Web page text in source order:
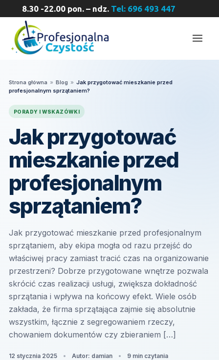
8.30 -22.00 pon. – ndz. Tel: 696 493 447
Strona główna » Blog » Jak przygotować mieszkanie przed
profesjonalnym sprzątaniem?
PORADY I WSKAZÓWKI
Jak przygotować
mieszkanie przed
profesjonalnym
sprzątaniem?
Jak przygotować mieszkanie przed profesjonalnym
sprzątaniem, aby ekipa mogła od razu przejść do
właściwej pracy zamiast tracić czas na organizowanie
przestrzeni? Dobrze przygotowane wnętrze pozwala
skrócić czas realizacji usługi, zwiększa dokładność
sprzątania i wpływa na końcowy efekt. Wiele osób
zakłada, że firma sprzątająca zajmie się absolutnie
wszystkim, łącznie z segregowaniem rzeczy,
chowaniem dokumentów czy zbieraniem […]
12 stycznia 2025 Autor: damian 9 min czytania